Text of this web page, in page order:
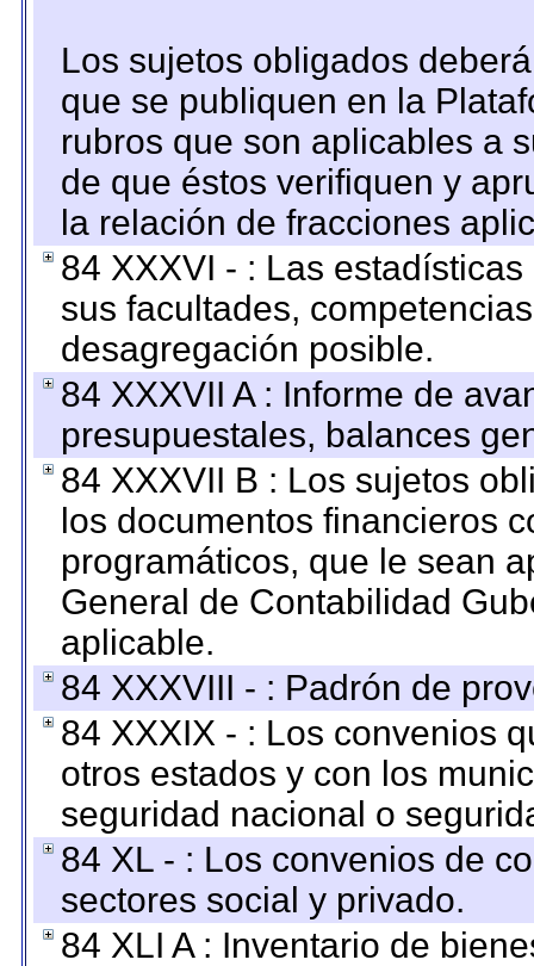
Los sujetos obligados
que se publiquen en la
rubros que son aplicables a
de que éstos verifiquen y
la relación de fracciones
84 XXXVI - : Las
sus facultades,
desagregación posible.
84 XXXVII A : Informe de
presupuestales, balances
84 XXXVII B : Los sujetos
los documentos financieros
programáticos, que le sean
General de Contabilidad
aplicable.
84 XXXVIII - : Padrón de
84 XXXIX - : Los convenios
otros estados y con los
seguridad nacional o
84 XL - : Los convenios de
sectores social y privado.
84 XLI A : Inventario de